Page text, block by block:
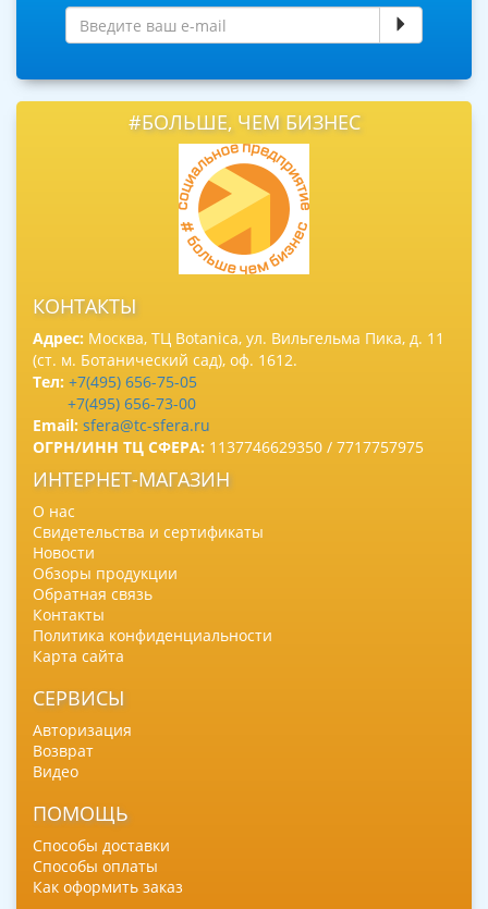
#БОЛЬШЕ, ЧЕМ БИЗНЕС
КОНТАКТЫ
Адрес: Москва, ТЦ Botanica, ул. Вильгельма Пика, д. 11
(ст. м. Ботанический сад), оф. 1612.
Тел: +7(495) 656-75-05
+7(495) 656-73-00
Email: sfera@tc-sfera.ru
ОГРН/ИНН ТЦ СФЕРА: 1137746629350 / 7717757975
ИНТЕРНЕТ-МАГАЗИН
О нас
Свидетельства и сертификаты
Новости
Обзоры продукции
Обратная связь
Контакты
Политика конфиденциальности
Карта сайта
СЕРВИСЫ
Авторизация
Возврат
Видео
ПОМОЩЬ
Способы доставки
Способы оплаты
Как оформить заказ